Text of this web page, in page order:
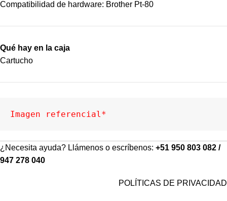
Compatibilidad de hardware: Brother Pt-80
Qué hay en la caja
Cartucho
Imagen referencial*
¿Necesita ayuda? Llámenos o escríbenos: +51 950 803 082 /
947 278 040
POLÍTICAS DE PRIVACIDAD